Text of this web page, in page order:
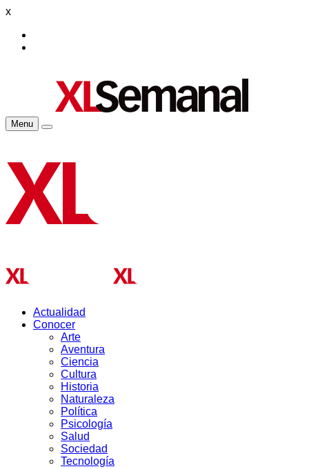
x
Menu
Actualidad
Conocer
Arte
Aventura
Ciencia
Cultura
Historia
Naturaleza
Política
Psicología
Salud
Sociedad
Tecnología